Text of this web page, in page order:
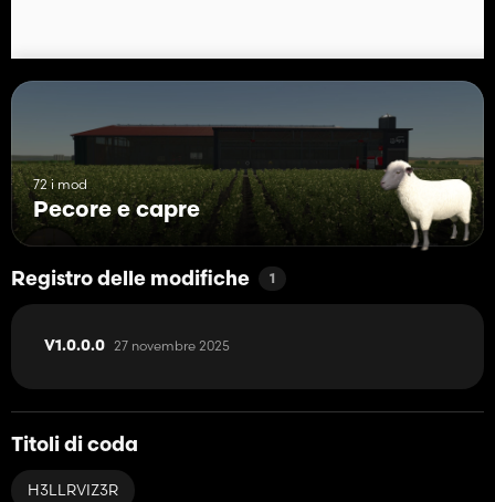
72 i mod
Pecore e capre
Registro delle modifiche 1
V1.0.0.0 27 novembre 2025
Titoli di coda
H3LLRVIZ3R